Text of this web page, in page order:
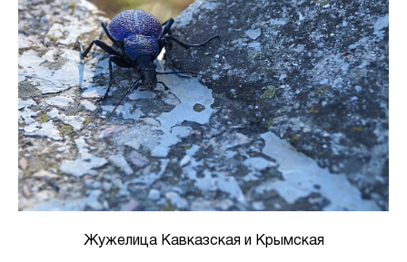
Жужелица Кавказская и Крымская